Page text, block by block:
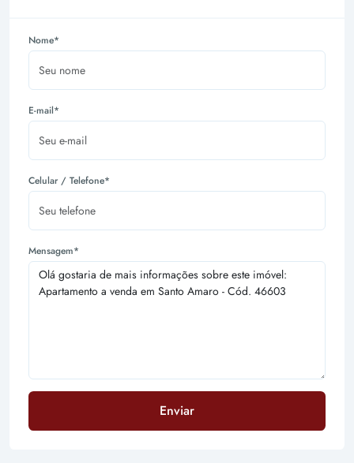
Nome*
E-mail*
Celular / Telefone*
Mensagem*
Enviar